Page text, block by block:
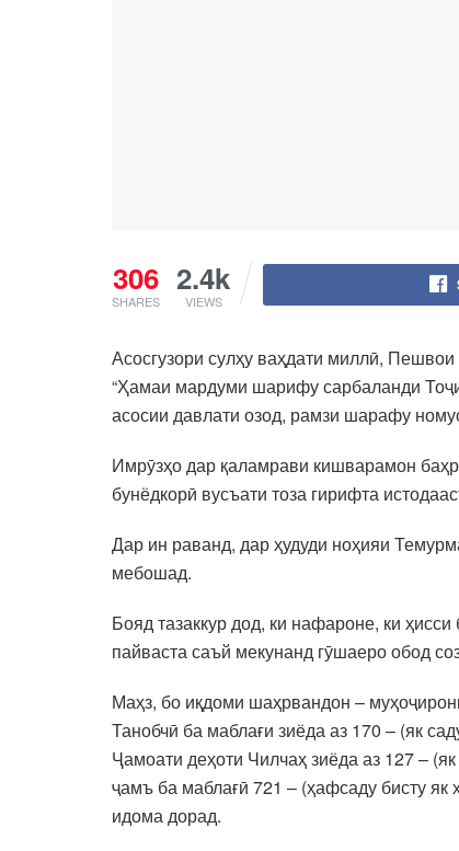
306
SHARES
2.4k
VIEWS
Асосгузори сулҳу ваҳдати миллӣ,
“Ҳамаи мардуми шарифу сарбаланди
асосии давлати озод, рамзи шарафу
Имрӯзҳо дар қаламрави кишварамон
бунёдкорӣ вусъати тоза гирифта
Дар ин раванд, дар ҳудуди ноҳияи
мебошад.
Бояд тазаккур дод, ки нафароне, ки
пайваста саъй мекунанд гӯшаеро обод
Маҳз, бо иқдоми шаҳрвандон –
Танобчӣ ба маблағи зиёда аз 170 – (як
Ҷамоати деҳоти Чилчаҳ зиёда аз 127 –
ҷамъ ба маблағӣ 721 – (ҳафсаду бисту
идома дорад.